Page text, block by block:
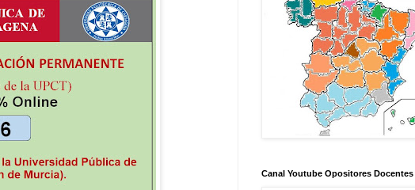
Canal Youtube Opositores Docentes